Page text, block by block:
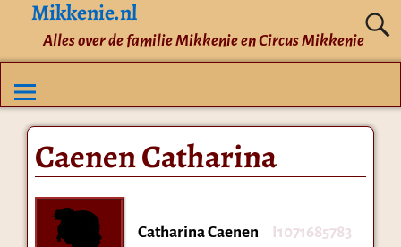
Mikkenie.nl
Alles over de familie Mikkenie en Circus Mikkenie
Caenen Catharina
Catharina Caenen I1071685783